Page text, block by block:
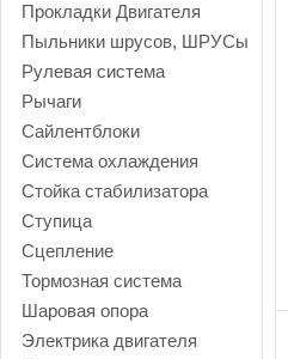
Прокладки Двигателя
Пыльники шрусов, ШРУСы
Рулевая система
Рычаги
Сайлентблоки
Система охлаждения
Стойка стабилизатора
Ступица
Сцепление
Тормозная система
Шаровая опора
Электрика двигателя